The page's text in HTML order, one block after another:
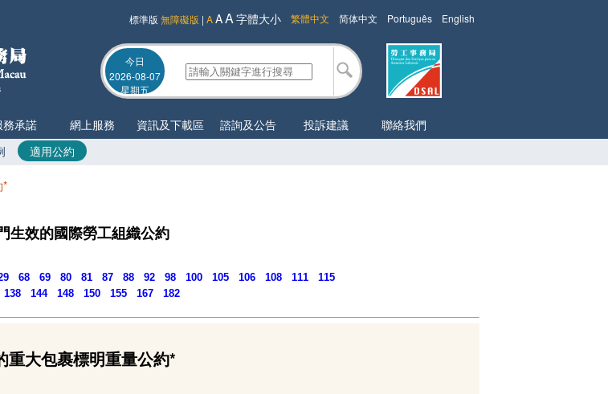
English
Português
简体中文
繁體中文
標準版 無障礙版 | AAA字體大小
今日
2026-08-07
星期五
適用公約
務承諾 網上服務 資訊及下載區 諮詢及公告 投訴建議 聯絡我們
*
生效的國際勞工組織公約
68 69 80 81 87 88 92 98 100 105 106 108 111
115
138 144 148 150 155 167 182
重大包裹標明重量公約*